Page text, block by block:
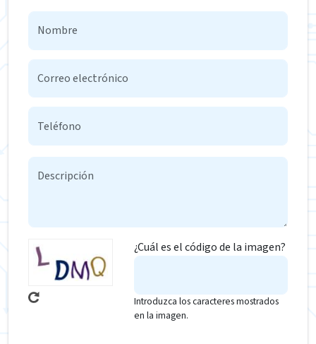
¿Cuál es el código de la imagen?
Introduzca los caracteres mostrados
en la imagen.